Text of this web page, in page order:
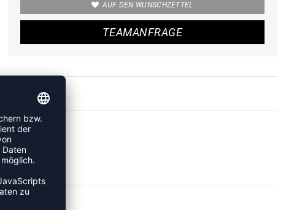
AUF DEN WUNSCHZETTEL
TEAMANFRAGE